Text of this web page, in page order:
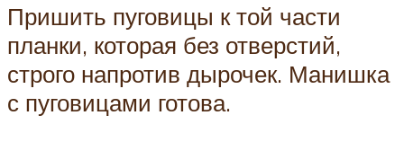
Пришить пуговицы к той части
планки, которая без отверстий,
строго напротив дырочек. Манишка
с пуговицами готова.